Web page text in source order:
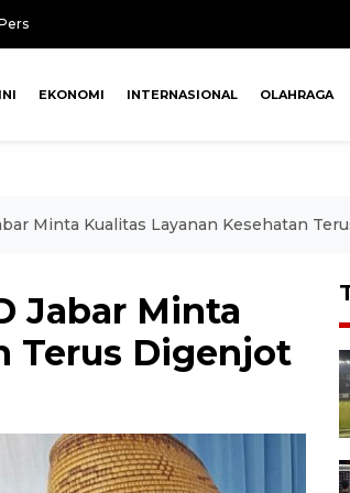
EKONOMI INTERNASIONAL OLAHRAGA
Minta Kualitas Layanan Kesehatan
Jabar Minta
Terus Digenjot